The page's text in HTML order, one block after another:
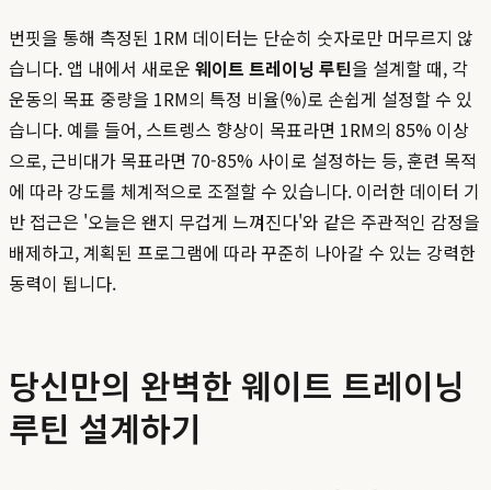
번핏을 통해 측정된 1RM 데이터는 단순히 숫자로만 머무르지 않
습니다. 앱 내에서 새로운 웨이트 트레이닝 루틴을 설계할 때, 각
운동의 목표 중량을 1RM의 특정 비율(%)로 손쉽게 설정할 수 있
습니다. 예를 들어, 스트렝스 향상이 목표라면 1RM의 85% 이상
으로, 근비대가 목표라면 70-85% 사이로 설정하는 등, 훈련 목적
에 따라 강도를 체계적으로 조절할 수 있습니다. 이러한 데이터 기
반 접근은 '오늘은 왠지 무겁게 느껴진다'와 같은 주관적인 감정을
배제하고, 계획된 프로그램에 따라 꾸준히 나아갈 수 있는 강력한
동력이 됩니다.
당신만의 완벽한 웨이트 트레이닝
루틴 설계하기